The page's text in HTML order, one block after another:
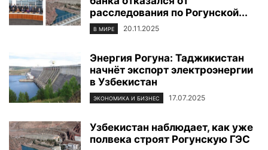
расследования по Рогунской...
В МИРЕ 20.11.2025
Энергия Рогуна: Таджикистан
начнёт экспорт электроэнергии
в Узбекистан
ЭКОНОМИКА И БИЗНЕС 17.07.2025
Узбекистан наблюдает, как уже
полвека строят Рогунскую ГЭС